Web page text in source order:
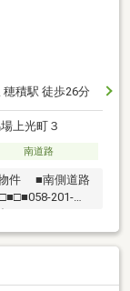
穂積駅 徒歩26分
上光町３
南道路
件 ■南側道路
201-
わせください！
見かけたことあ
知っている岐阜
築も不動産の
！